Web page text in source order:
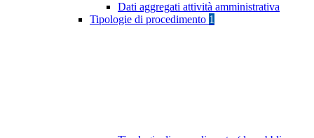
Dati aggregati attività amministrativa
Tipologie di procedimento 1